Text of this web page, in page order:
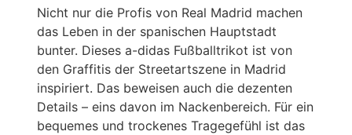
Nicht nur die Profis von Real Madrid machen
das Leben in der spanischen Hauptstadt
bunter. Dieses a-didas Fußballtrikot ist von
den Graffitis der Streetartszene in Madrid
inspiriert. Das beweisen auch die dezenten
Details – eins davon im Nackenbereich. Für ein
bequemes und trockenes Tragegefühl ist das